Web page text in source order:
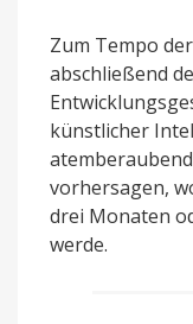
Zum Tempo
abschließend
künstlicher
vorhersagen,
drei Monaten
werde.